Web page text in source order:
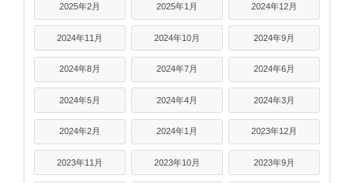
2025年2月 2025年1月 2024年12月
2024年11月 2024年10月 2024年9月
2024年8月 2024年7月 2024年6月
2024年5月 2024年4月 2024年3月
2024年2月 2024年1月 2023年12月
2023年11月 2023年10月 2023年9月